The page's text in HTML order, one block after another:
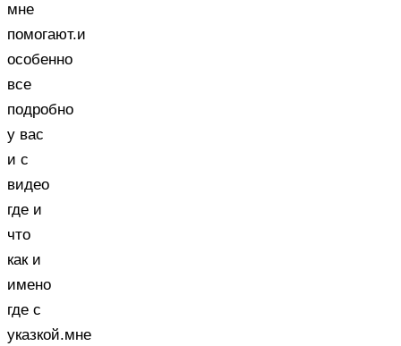
мне
помогают.и
особенно
все
подробно
у вас
и с
видео
где и
что
как и
имено
где с
указкой.мне